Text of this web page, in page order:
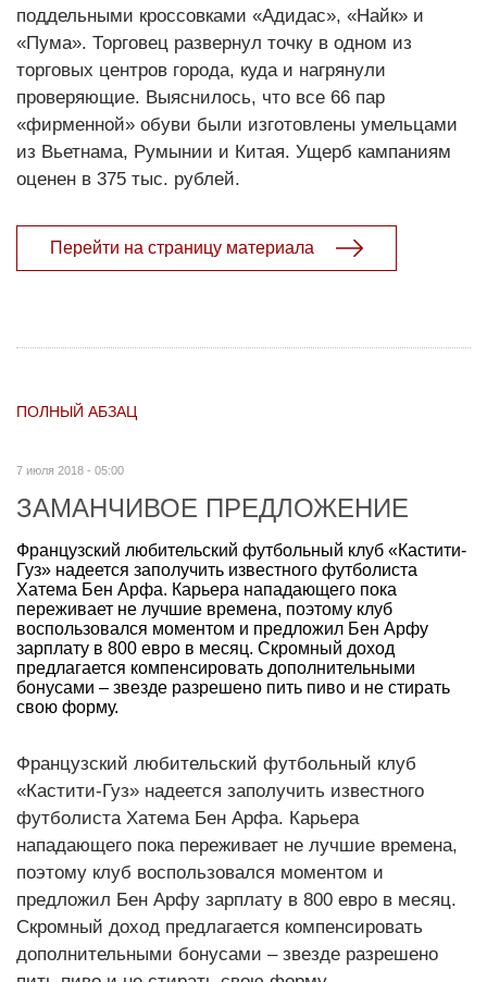
поддельными кроссовками «Адидас», «Найк» и
«Пума». Торговец развернул точку в одном из
торговых центров города, куда и нагрянули
проверяющие. Выяснилось, что все 66 пар
«фирменной» обуви были изготовлены умельцами
из Вьетнама, Румынии и Китая. Ущерб кампаниям
оценен в 375 тыс. рублей.
Перейти на страницу материала
ПОЛНЫЙ АБЗАЦ
7 июля 2018 - 05:00
ЗАМАНЧИВОЕ ПРЕДЛОЖЕНИЕ
Французский любительский футбольный клуб «Кастити-
Гуз» надеется заполучить известного футболиста
Хатема Бен Арфа. Карьера нападающего пока
переживает не лучшие времена, поэтому клуб
воспользовался моментом и предложил Бен Арфу
зарплату в 800 евро в месяц. Скромный доход
предлагается компенсировать дополнительными
бонусами – звезде разрешено пить пиво и не стирать
свою форму.
Французский любительский футбольный клуб
«Кастити-Гуз» надеется заполучить известного
футболиста Хатема Бен Арфа. Карьера
нападающего пока переживает не лучшие времена,
поэтому клуб воспользовался моментом и
предложил Бен Арфу зарплату в 800 евро в месяц.
Скромный доход предлагается компенсировать
дополнительными бонусами – звезде разрешено